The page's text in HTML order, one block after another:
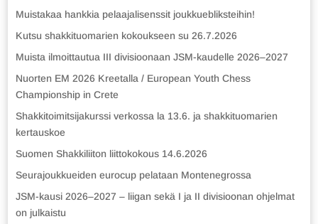
Muistakaa hankkia pelaajalisenssit joukkuebliksteihin!
Kutsu shakkituomarien kokoukseen su 26.7.2026
Muista ilmoittautua III divisioonaan JSM-kaudelle 2026–2027
Nuorten EM 2026 Kreetalla / European Youth Chess
Championship in Crete
Shakkitoimitsijakurssi verkossa la 13.6. ja shakkituomarien
kertauskoe
Suomen Shakkiliiton liittokokous 14.6.2026
Seurajoukkueiden eurocup pelataan Montenegrossa
JSM-kausi 2026–2027 – liigan sekä I ja II divisioonan ohjelmat
on julkaistu